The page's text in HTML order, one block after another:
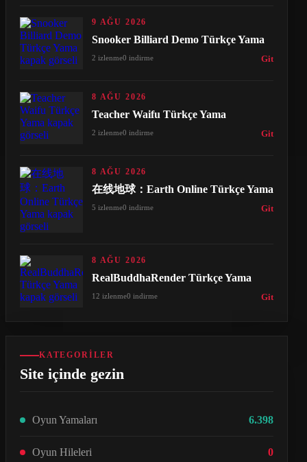
9 AĞU 2026
Snooker Billiard Demo Türkçe Yama
2 izlenme0 indirme Git
8 AĞU 2026
Teacher Waifu Türkçe Yama
2 izlenme0 indirme Git
8 AĞU 2026
在线地球：Earth Online Türkçe Yama
5 izlenme0 indirme Git
8 AĞU 2026
RealBuddhaRender Türkçe Yama
12 izlenme0 indirme Git
KATEGORILER
Site içinde gezin
Oyun Yamaları 6.398
Oyun Hileleri 0